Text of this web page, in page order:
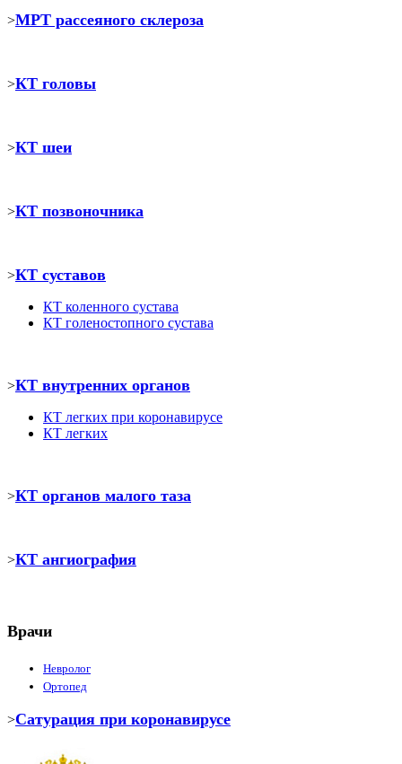
>МРТ рассеяного склероза
>КТ головы
>КТ шеи
>КТ позвоночника
>КТ суставов
КТ коленного сустава
КТ голеностопного сустава
>КТ внутренних органов
КТ легких при коронавирусе
КТ легких
>КТ органов малого таза
>КТ ангиография
Врачи
Невролог
Ортопед
>Сатурация при коронавирусе